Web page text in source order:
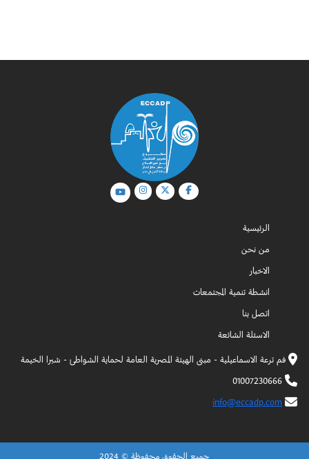
الرئيسية
من نحن
الاخبار
انشطة تنمية المجتمعات
اتصل بنا
الاسئلة الشائعة
فم ترعة الاسماعيلية - مبنى الهيئة المصرية العامة لحماية الشواطئ - شبرا الخيمة
info@eccadp.com
2024 © جميع الحقوق محفوظة